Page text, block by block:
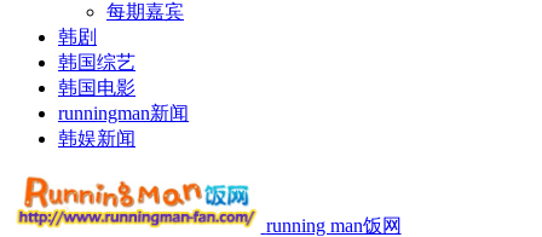
每期嘉宾
韩剧
韩国综艺
韩国电影
runningman新闻
韩娱新闻
running man饭网